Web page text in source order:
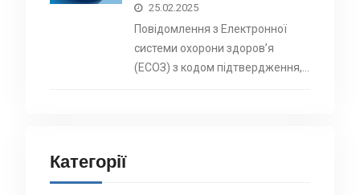
25.02.2025
Повідомлення з Електронної
системи охорони здоровʼя
(ЕСОЗ) з кодом підтвердження,…
Категорії